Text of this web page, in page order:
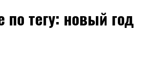
по тегу: новый год